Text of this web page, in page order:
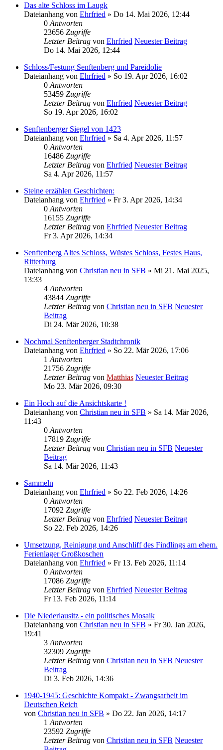
Das alte Schloss im Laugk
Dateianhang von Ehrfried » Do 14. Mai 2026, 12:44
0 Antworten
23656 Zugriffe
Letzter Beitrag von Ehrfried Neuester Beitrag
Do 14. Mai 2026, 12:44
Schloss/Festung Senftenberg und Pareidolie
Dateianhang von Ehrfried » So 19. Apr 2026, 16:02
0 Antworten
53459 Zugriffe
Letzter Beitrag von Ehrfried Neuester Beitrag
So 19. Apr 2026, 16:02
Senftenberger Siegel von 1423
Dateianhang von Ehrfried » Sa 4. Apr 2026, 11:57
0 Antworten
16486 Zugriffe
Letzter Beitrag von Ehrfried Neuester Beitrag
Sa 4. Apr 2026, 11:57
Steine erzählen Geschichten:
Dateianhang von Ehrfried » Fr 3. Apr 2026, 14:34
0 Antworten
16155 Zugriffe
Letzter Beitrag von Ehrfried Neuester Beitrag
Fr 3. Apr 2026, 14:34
Senftenberg Altes Schloss, Wüstes Schloss, Festes Haus,
Ritterburg
Dateianhang von Christian neu in SFB » Mi 21. Mai 2025,
13:33
4 Antworten
43844 Zugriffe
Letzter Beitrag von Christian neu in SFB Neuester
Beitrag
Di 24. Mär 2026, 10:38
Nochmal Senftenberger Stadtchronik
Dateianhang von Ehrfried » So 22. Mär 2026, 17:06
1 Antworten
21756 Zugriffe
Letzter Beitrag von Matthias Neuester Beitrag
Mo 23. Mär 2026, 09:30
Ein Hoch auf die Ansichtskarte !
Dateianhang von Christian neu in SFB » Sa 14. Mär 2026,
11:43
0 Antworten
17819 Zugriffe
Letzter Beitrag von Christian neu in SFB Neuester
Beitrag
Sa 14. Mär 2026, 11:43
Sammeln
Dateianhang von Ehrfried » So 22. Feb 2026, 14:26
0 Antworten
17092 Zugriffe
Letzter Beitrag von Ehrfried Neuester Beitrag
So 22. Feb 2026, 14:26
Umsetzung, Reinigung und Anschliff des Findlings am ehem.
Ferienlager Großkoschen
Dateianhang von Ehrfried » Fr 13. Feb 2026, 11:14
0 Antworten
17086 Zugriffe
Letzter Beitrag von Ehrfried Neuester Beitrag
Fr 13. Feb 2026, 11:14
Die Niederlausitz - ein politisches Mosaik
Dateianhang von Christian neu in SFB » Fr 30. Jan 2026,
19:41
3 Antworten
32309 Zugriffe
Letzter Beitrag von Christian neu in SFB Neuester
Beitrag
Di 3. Feb 2026, 14:36
1940-1945: Geschichte Kompakt - Zwangsarbeit im
Deutschen Reich
von Christian neu in SFB » Do 22. Jan 2026, 14:17
1 Antworten
23592 Zugriffe
Letzter Beitrag von Christian neu in SFB Neuester